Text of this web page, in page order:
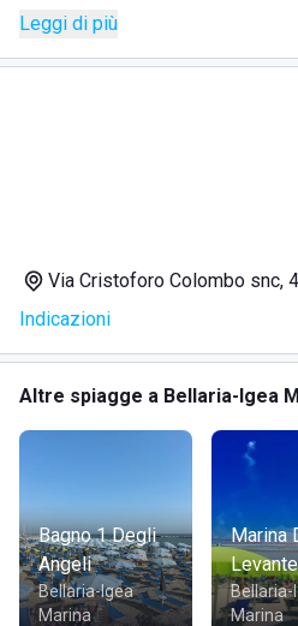
vacanza in questo lido. Risulta
regalare ai propri ospiti una
struttura mette a disposizione
massimo relax.
Leggi di più
Via Cristoforo Colombo snc,
Indicazioni
Altre spiagge a Bellaria-Igea
Bagno 1 Degli
Angeli
Bellaria-Igea
Marina
Marina
Bellaria-
Marina